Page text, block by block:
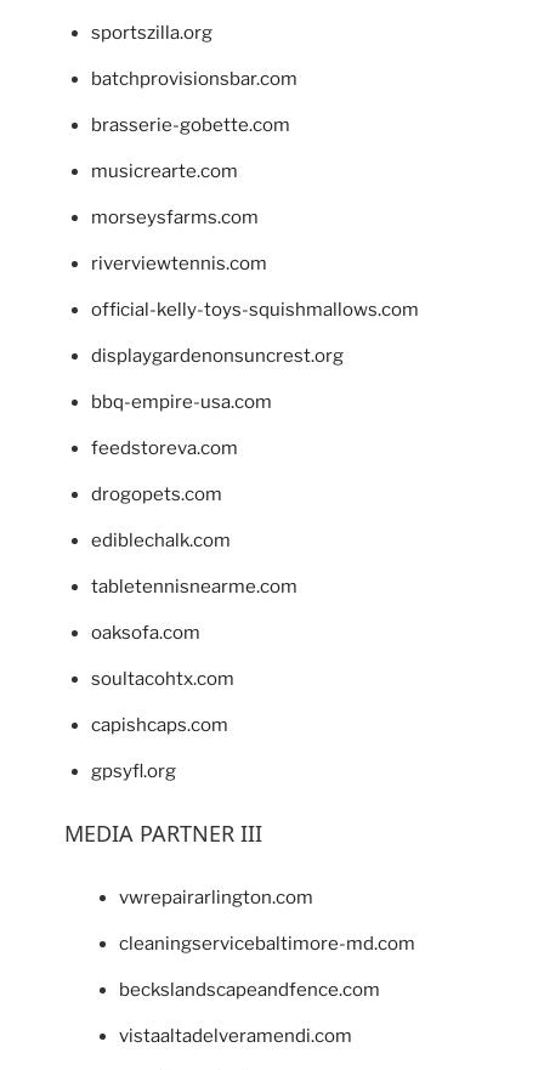
sportszilla.org
batchprovisionsbar.com
brasserie-gobette.com
musicrearte.com
morseysfarms.com
riverviewtennis.com
official-kelly-toys-squishmallows.com
displaygardenonsuncrest.org
bbq-empire-usa.com
feedstoreva.com
drogopets.com
ediblechalk.com
tabletennisnearme.com
oaksofa.com
soultacohtx.com
capishcaps.com
gpsyfl.org
MEDIA PARTNER III
vwrepairarlington.com
cleaningservicebaltimore-md.com
beckslandscapeandfence.com
vistaaltadelveramendi.com